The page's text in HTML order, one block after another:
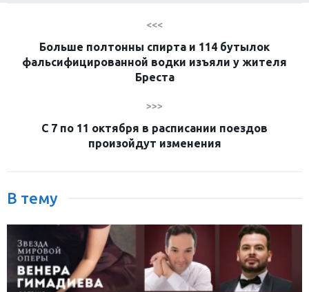
<<<
Больше полтонны спирта и 114 бутылок
фальсифицированной водки изъяли у жителя
Бреста
>>>
С 7 по 11 октября в расписании поездов
произойдут изменения
В тему